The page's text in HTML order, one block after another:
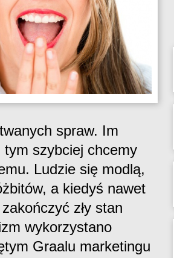
spraw. Im
szybciej chcemy
Ludzie się modlą,
a kiedyś nawet
zły stan
wykorzystano
Graalu marketingu